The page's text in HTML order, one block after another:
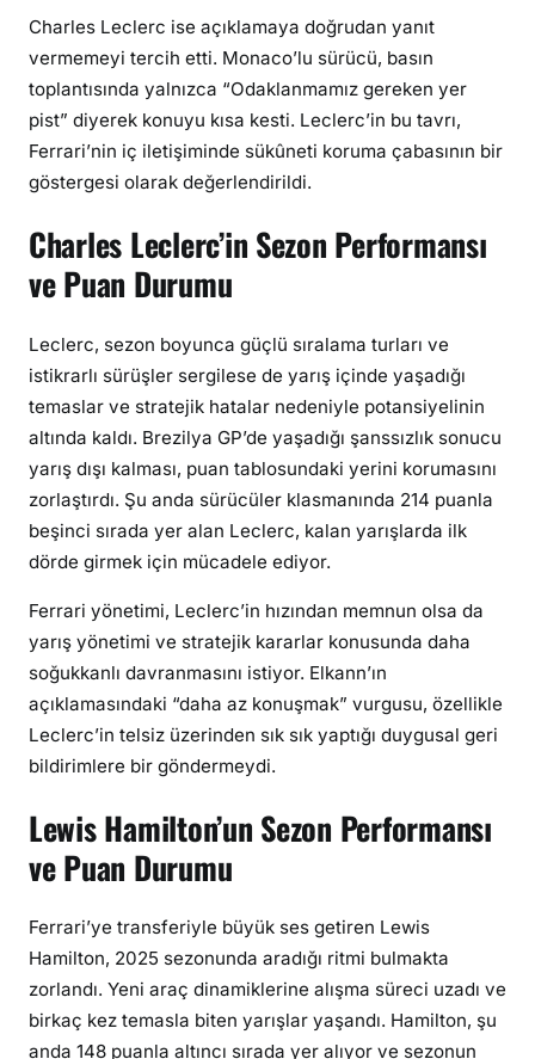
Charles Leclerc ise açıklamaya doğrudan yanıt
vermemeyi tercih etti. Monaco’lu sürücü, basın
toplantısında yalnızca “Odaklanmamız gereken yer
pist” diyerek konuyu kısa kesti. Leclerc’in bu tavrı,
Ferrari’nin iç iletişiminde sükûneti koruma çabasının bir
göstergesi olarak değerlendirildi.
Charles Leclerc’in Sezon Performansı
ve Puan Durumu
Leclerc, sezon boyunca güçlü sıralama turları ve
istikrarlı sürüşler sergilese de yarış içinde yaşadığı
temaslar ve stratejik hatalar nedeniyle potansiyelinin
altında kaldı. Brezilya GP’de yaşadığı şanssızlık sonucu
yarış dışı kalması, puan tablosundaki yerini korumasını
zorlaştırdı. Şu anda sürücüler klasmanında 214 puanla
beşinci sırada yer alan Leclerc, kalan yarışlarda ilk
dörde girmek için mücadele ediyor.
Ferrari yönetimi, Leclerc’in hızından memnun olsa da
yarış yönetimi ve stratejik kararlar konusunda daha
soğukkanlı davranmasını istiyor. Elkann’ın
açıklamasındaki “daha az konuşmak” vurgusu, özellikle
Leclerc’in telsiz üzerinden sık sık yaptığı duygusal geri
bildirimlere bir göndermeydi.
Lewis Hamilton’un Sezon Performansı
ve Puan Durumu
Ferrari’ye transferiyle büyük ses getiren Lewis
Hamilton, 2025 sezonunda aradığı ritmi bulmakta
zorlandı. Yeni araç dinamiklerine alışma süreci uzadı ve
birkaç kez temasla biten yarışlar yaşandı. Hamilton, şu
anda 148 puanla altıncı sırada yer alıyor ve sezonun